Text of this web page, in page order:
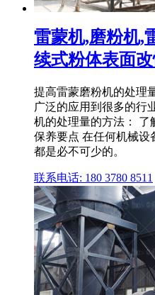
雷蒙机,磨粉机,
续式粉体表面
提高雷蒙磨粉机的处理
广泛的应用到很多的行
机的处理量的方法： 了
保养要点 在任何机械设
都是必不可少的。
联系电话: 180 3780 8511